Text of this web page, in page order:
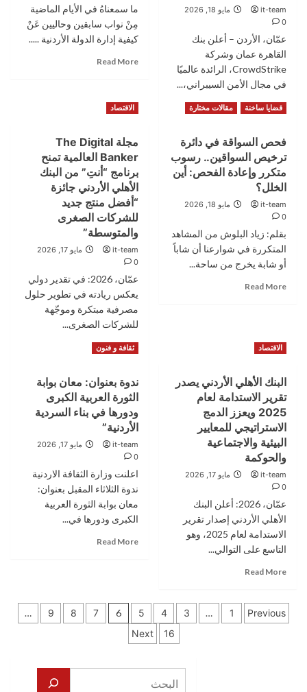
it-team
مايو 18, 2026
0
عمّان، الأردن – أعلن بنك
القاهرة عمان وشركة
CrowdStrike، الرائدة عالميًا
في مجال الأمن السيبراني،...
Read More
Read
اتفاقية
بين
بنك
لتعزيز
منظومة
ما سمعناهُ في الأيام الماضية
مِنْ نواب سابقين وحاليين عَنْ
كيفية إدارة الدولة الأردنية .....
Read More
سَدّ
مأرب
؟؟
قضايا ساخنة مقالات مختارة
فحص السواقة في دائرة
ترخيص السواقين.. رسوب
متكرر وإعادة الفحص: أين
الخلل؟
it-team
مايو 18, 2026
0
بقلم: زياد البلوش من المشاهد
المتكررة في شوارعنا أن شاباً
أو شابة يخرج من ساحة...
Read More
ترخيص
السواقين..
رسوب
متكرر
وإعادة
الفحص:
الاقتصاد
مجلة The Digital
Banker العالمية تمنح
برنامج “أنتِ” من البنك
الأهلي الأردني جائزة
“أفضل منتج جديد
للشركات الصغرى
والمتوسطة”
it-team
مايو 17, 2026
0
عمّان، 2026: في تقدير دولي
يعكس ريادته في تطوير حلول
مصرفية مبتكرة وموجّهة
للشركات الصغرى...
Read More
Read
مجلة
The
Digital
تمنح
“أنتِ”
من
البنك
الأهلي
الأردني
الصغرى
والمتوسطة”
الاقتصاد
البنك الأهلي الأردني يصدر
تقرير الاستدامة لعام
2025 ويعزز الدمج
الاستراتيجي للمعايير
البيئية والاجتماعية
والحوكمة
it-team
مايو 17, 2026
0
عمّان، 2026: أعلن البنك
الأهلي الأردني إصدار تقرير
الاستدامة لعام 2025، وهو
التاسع على التوالي...
Read More
البنك
الأهلي
ثقافة و فنون
ندوة بعنوان: معان بوابة
الثورة العربية الكبرى
ودورها في بناء السردية
الأردنية”
it-team
مايو 17, 2026
0
اعلنت وزارة الثقافة الاردنية
ندوة الثلاثاء المقبل بعنوان:
معان بوابة الثورة العربية
الكبرى ودورها في...
Read More
معان
بوابة
ودورها
تعدد
Previous
1
…
3
4
5
6
7
8
9
…
16
Next
البحث